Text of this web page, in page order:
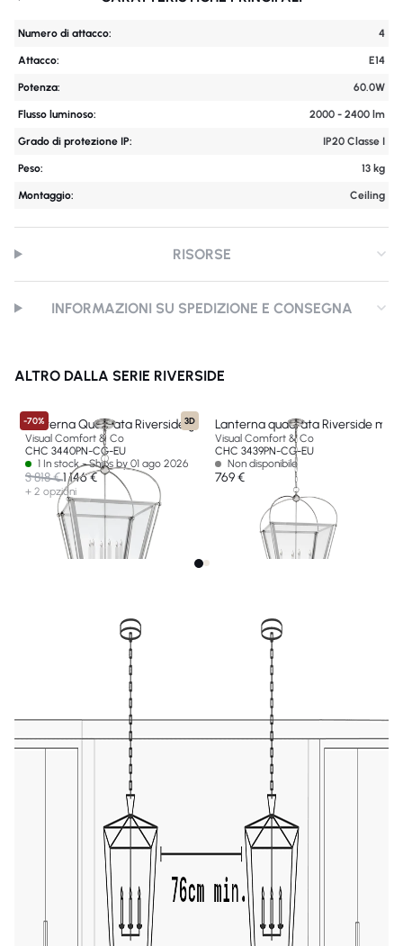
Numero di attacco: 4
Attacco: E14
Potenza: 60.0W
Flusso luminoso: 2000 - 2400 lm
Grado di protezione IP: IP20 Classe I
Peso: 13 kg
Montaggio: Ceiling
RISORSE
INFORMAZIONI SU SPEDIZIONE E CONSEGNA
ALTRO DALLA SERIE RIVERSIDE
-70% 3D
Lanterna Quadrata Riverside grande
Visual Comfort & Co
CHC 3440PN-CG-EU
1 In stock - Ships by 01 ago 2026
3 818 €1 146 €
+ 2 opzioni
Lanterna quadrata Riverside
Visual Comfort & Co
CHC 3439PN-CG-EU
Non disponibile
769 €